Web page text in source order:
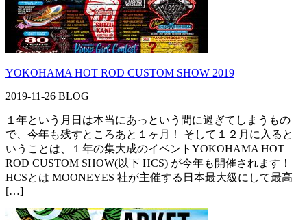
YOKOHAMA HOT ROD CUSTOM SHOW 2019
2019-11-26 BLOG
１年という月日は本当にあっという間に過ぎてしまうもの
で、今年も残すところあと１ヶ月！ そして１２月に入ると
いうことは、１年の集大成のイベントYOKOHAMA HOT
ROD CUSTOM SHOW(以下 HCS) が今年も開催されます！
HCSとは MOONEYES 社が主催する日本最大級にして最高
[…]